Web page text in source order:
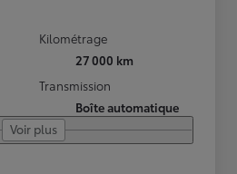
Kilométrage
27 000 km
Transmission
Boîte automatique
Voir plus